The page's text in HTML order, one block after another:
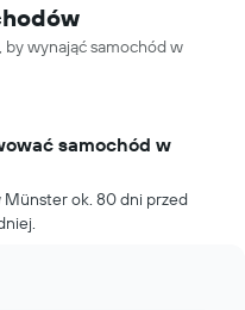
wynająć samochód w
samochód w
Münster ok. 80 dni przed